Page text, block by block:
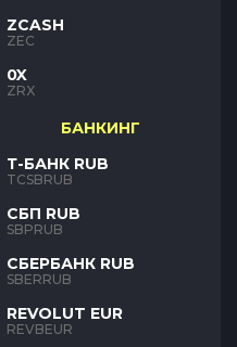
ZCASH
ZEC
0X
ZRX
БАНКИНГ
Т-БАНК RUB
TCSBRUB
СБП RUB
SBPRUB
СБЕРБАНК RUB
SBERRUB
REVOLUT EUR
REVBEUR